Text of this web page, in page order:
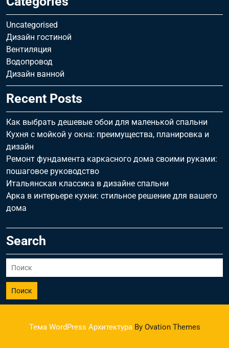
Uncategorised
Дизайн гостиной
Вентиляция
Водопровод
Дизайн ванной
Recent Posts
Как выбрать дешевые обои для маленькой спальни
Кухня с мойкой у окна: преимущества, планировка и
дизайн
Ремонт фундамента каркасного дома своими руками:
пошаговое руководство
Итальянская классика в дизайне спальни
Арка в интерьере кухни: стильное решение для вашего
дома
Search
Поиск
Тема WordPress АрхитектураBy Ovation Themes